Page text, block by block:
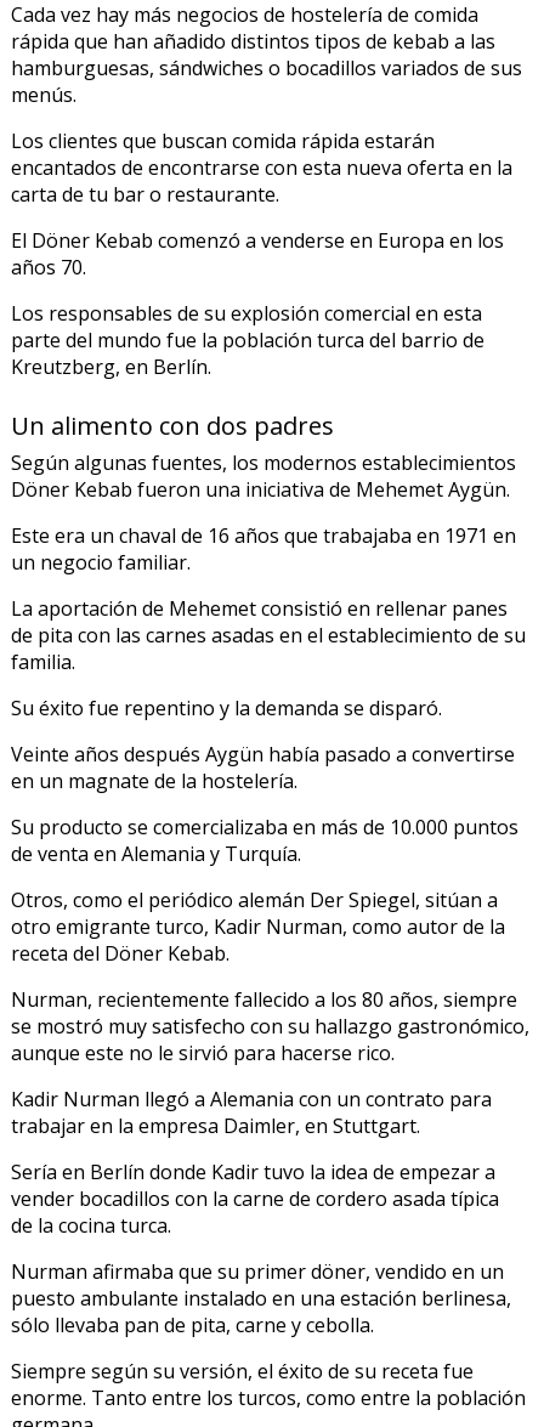
Cada vez hay más negocios de hostelería de comida
rápida que han añadido distintos tipos de kebab a las
hamburguesas, sándwiches o bocadillos variados de sus
menús.
Los clientes que buscan comida rápida estarán
encantados de encontrarse con esta nueva oferta en la
carta de tu bar o restaurante.
El Döner Kebab comenzó a venderse en Europa en los
años 70.
Los responsables de su explosión comercial en esta
parte del mundo fue la población turca del barrio de
Kreutzberg, en Berlín.
Un alimento con dos padres
Según algunas fuentes, los modernos establecimientos
Döner Kebab fueron una iniciativa de Mehemet Aygün.
Este era un chaval de 16 años que trabajaba en 1971 en
un negocio familiar.
La aportación de Mehemet consistió en rellenar panes
de pita con las carnes asadas en el establecimiento de su
familia.
Su éxito fue repentino y la demanda se disparó.
Veinte años después Aygün había pasado a convertirse
en un magnate de la hostelería.
Su producto se comercializaba en más de 10.000 puntos
de venta en Alemania y Turquía.
Otros, como el periódico alemán Der Spiegel, sitúan a
otro emigrante turco, Kadir Nurman, como autor de la
receta del Döner Kebab.
Nurman, recientemente fallecido a los 80 años, siempre
se mostró muy satisfecho con su hallazgo gastronómico,
aunque este no le sirvió para hacerse rico.
Kadir Nurman llegó a Alemania con un contrato para
trabajar en la empresa Daimler, en Stuttgart.
Sería en Berlín donde Kadir tuvo la idea de empezar a
vender bocadillos con la carne de cordero asada típica
de la cocina turca.
Nurman afirmaba que su primer döner, vendido en un
puesto ambulante instalado en una estación berlinesa,
sólo llevaba pan de pita, carne y cebolla.
Siempre según su versión, el éxito de su receta fue
enorme. Tanto entre los turcos, como entre la población